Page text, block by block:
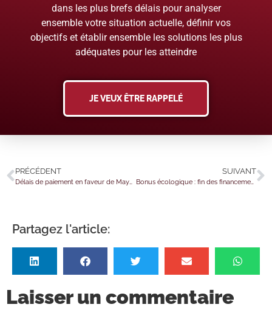
dans les plus brefs délais pour analyser
ensemble votre situation actuelle, définir vos
objectifs et établir ensemble les solutions les plus
adéquates pour les atteindre
JE VEUX ÊTRE RAPPELÉ
PRÉCÉDENT
Délais de paiement en faveur de Mayotte : un report de date reporté !
SUIVANT
Bonus écologique : fin des financements ?
Partagez l'article:
Laisser un commentaire